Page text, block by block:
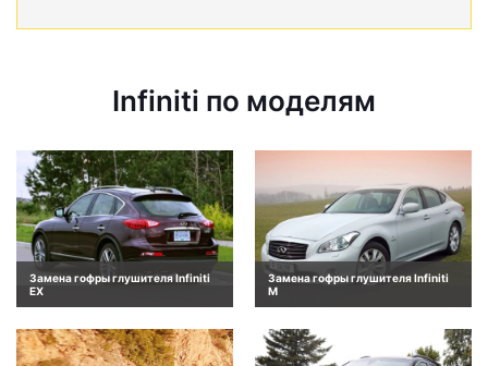
Infiniti по моделям
Замена гофры глушителя Infiniti
EX
Замена гофры глушителя Infiniti
M